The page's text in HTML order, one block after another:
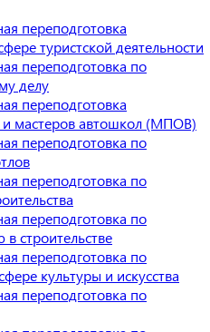
переподготовка
туристской деятельности
переподготовка по
делу
переподготовка
и мастеров автошкол (МПОВ)
переподготовка по
переподготовка по
переподготовка по
строительстве
переподготовка по
культуры и искусства
переподготовка по